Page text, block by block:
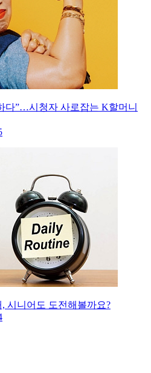
다”…시청자 사로잡는 K할머니
, 시니어도 도전해볼까요?